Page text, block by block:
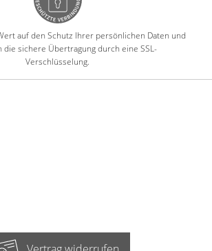
auf den Schutz Ihrer persönlichen Daten und
die sichere Übertragung durch eine SSL-
Verschlüsselung.